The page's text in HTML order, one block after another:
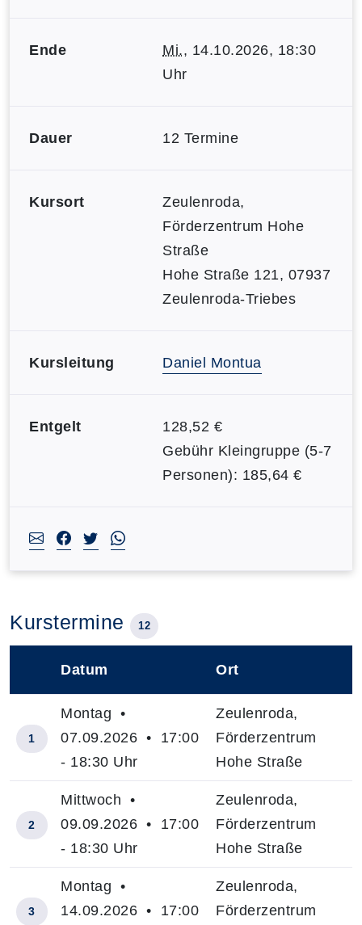
Ende Mi., 14.10.2026, 18:30
Uhr
Dauer 12 Termine
Kursort
Zeulenroda,
Förderzentrum Hohe
Straße
Hohe Straße 121, 07937
Zeulenroda-Triebes
Kursleitung Daniel Montua
Entgelt
128,52 €
Gebühr Kleingruppe (5-7
Personen): 185,64 €
Kurstermine 12
Datum Ort
1
Montag •
07.09.2026 • 17:00
- 18:30 Uhr
Zeulenroda,
Förderzentrum
Hohe Straße
2
Mittwoch •
09.09.2026 • 17:00
- 18:30 Uhr
Zeulenroda,
Förderzentrum
Hohe Straße
3
Montag •
14.09.2026 • 17:00
Zeulenroda,
Förderzentrum